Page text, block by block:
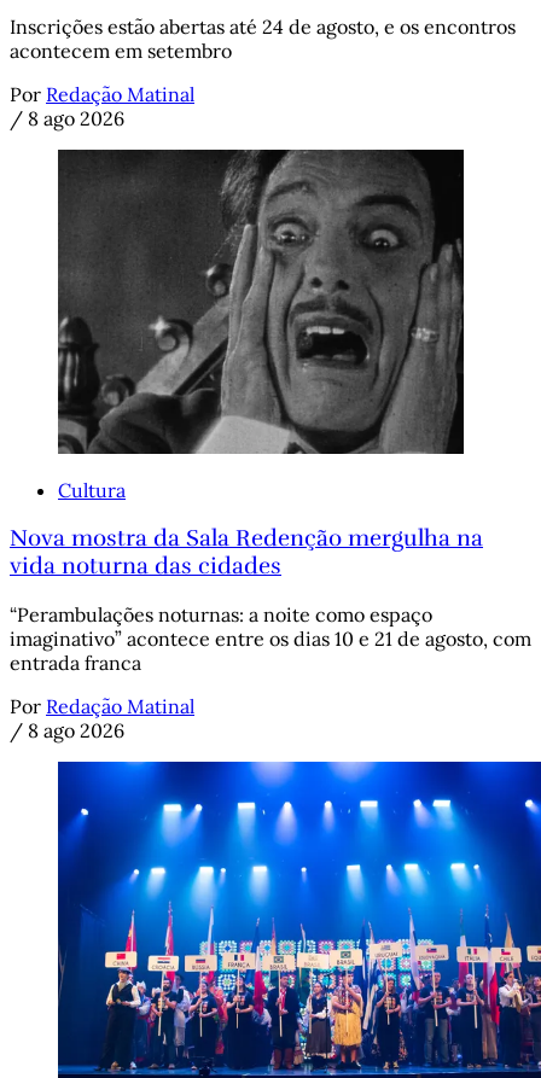
Inscrições estão abertas até 24 de agosto, e os encontros
acontecem em setembro
Por Redação Matinal
/ 8 ago 2026
Cultura
Nova mostra da Sala Redenção mergulha na
vida noturna das cidades
“Perambulações noturnas: a noite como espaço
imaginativo” acontece entre os dias 10 e 21 de agosto, com
entrada franca
Por Redação Matinal
/ 8 ago 2026